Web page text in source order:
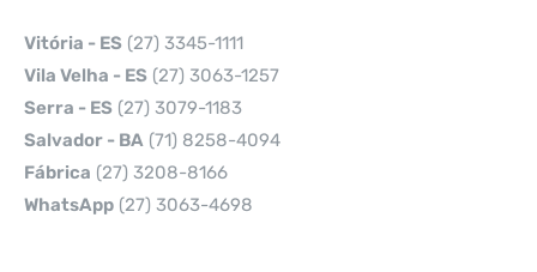
Vitória - ES (27) 3345-1111
Vila Velha - ES (27) 3063-1257
Serra - ES (27) 3079-1183
Salvador - BA (71) 8258-4094
Fábrica (27) 3208-8166
WhatsApp (27) 3063-4698